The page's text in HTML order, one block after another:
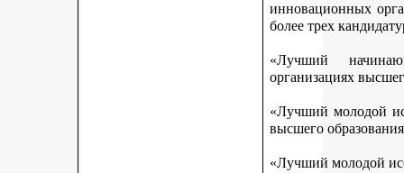
инновационных
более трех
«Лучший
организациях
«Лучший молодой
высшего
«Лучший молодой